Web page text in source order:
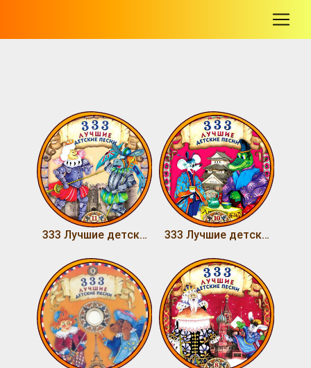
333 Лучшие детские песни (Том 11) 333 Лучшие детские песни (Том 10)